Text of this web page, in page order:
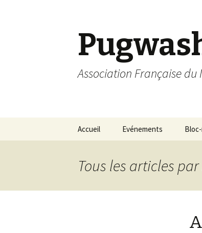
Association Française
principal
Accueil Evénements
Tous les articles par